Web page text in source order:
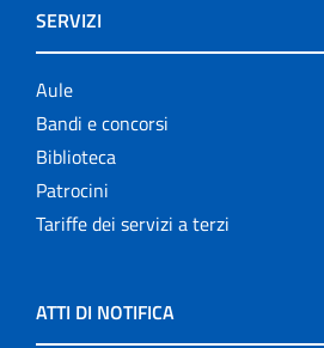
SERVIZI
Aule
Bandi e concorsi
Biblioteca
Patrocini
Tariffe dei servizi a terzi
ATTI DI NOTIFICA